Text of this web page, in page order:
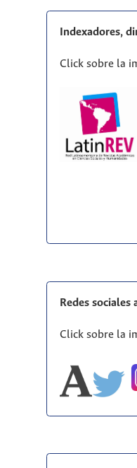
Indexadores,
Click sobre la
Redes sociales
Click sobre la